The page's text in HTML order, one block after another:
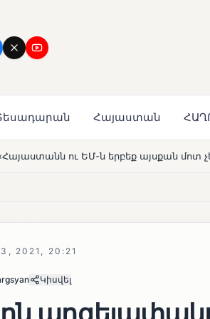
Հայաստան
այսքան մոտ չեն եղել» HOT
2021, 20:21
Կիսվել